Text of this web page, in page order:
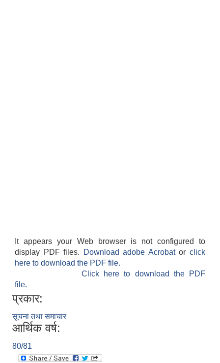
It appears your Web browser is not configured to
display PDF files.
Download adobe Acrobatorclick
here to download the PDF file.
Click here to download the PDF
file.
प्रकार:
सूचना तथा समाचार
आर्थिक वर्ष:
80/81